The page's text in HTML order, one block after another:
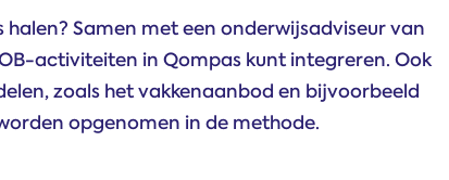
Samen met een onderwijsadviseur van
activiteiten in Qompas kunt integreren. Ook
zoals het vakkenaanbod en bijvoorbeeld
opgenomen in de methode.